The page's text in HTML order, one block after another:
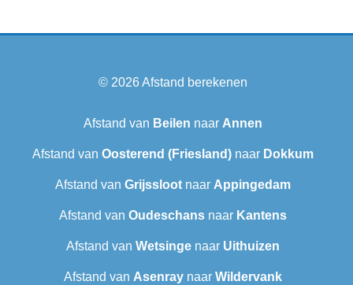
© 2026Afstand berekenen
Afstand van Beilen naar Annen
Afstand van Oosterend (Friesland)naar Dokkum
Afstand van Grijsslootnaar Appingedam
Afstand van Oudeschansnaar Kantens
Afstand van Wetsingenaar Uithuizen
Afstand van Asenraynaar Wildervank